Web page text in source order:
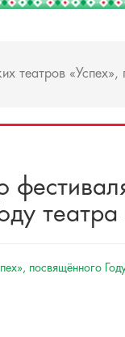
театров «Успех»,
театра
посвящённого